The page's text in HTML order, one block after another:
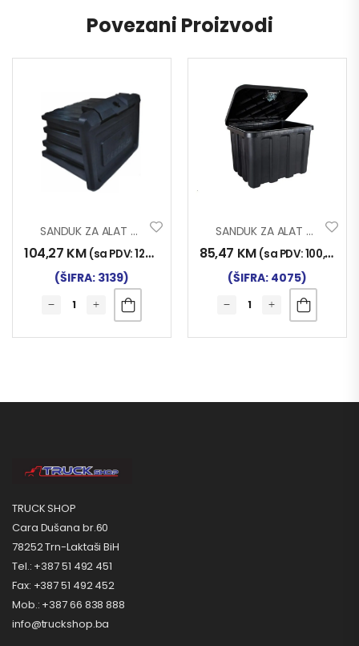
Povezani Proizvodi
SANDUK ZA ALAT 80L
104,27 KM (sa PDV:122,00
(ŠIFRA: 3139)
SANDUK ZA ALAT 50s 50x45x45
85,47 KM (sa PDV:100,00
(ŠIFRA: 4075)
TRUCK SHOP
Cara Dušana br.60
78252 Trn-Laktaši BiH
Tel.: +387 51 492 451
Fax: +387 51 492 452
Mob.: +387 66 838 888
info@truckshop.ba